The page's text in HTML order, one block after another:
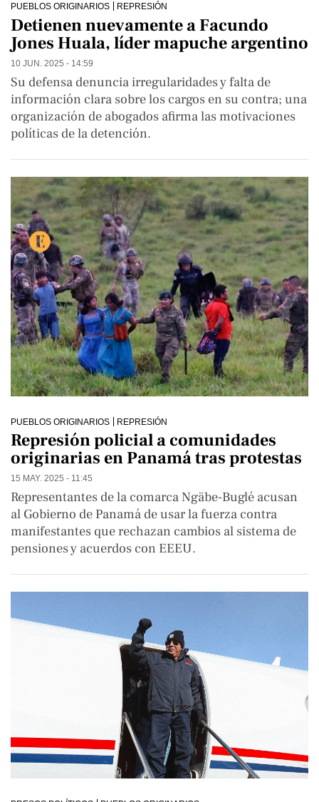
PUEBLOS ORIGINARIOS REPRESIÓN
Detienen nuevamente a Facundo
Jones Huala, líder mapuche argentino
10 JUN. 2025 - 14:59
Su defensa denuncia irregularidades y falta de
información clara sobre los cargos en su contra; una
organización de abogados afirma las motivaciones
políticas de la detención.
PUEBLOS ORIGINARIOS REPRESIÓN
Represión policial a comunidades
originarias en Panamá tras protestas
15 MAY. 2025 - 11:45
Representantes de la comarca Ngäbe-Buglé acusan
al Gobierno de Panamá de usar la fuerza contra
manifestantes que rechazan cambios al sistema de
pensiones y acuerdos con EEEU.